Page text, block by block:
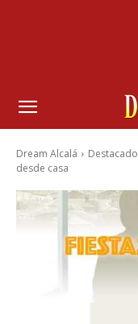
Dream Alcalá Destacado
desde casa